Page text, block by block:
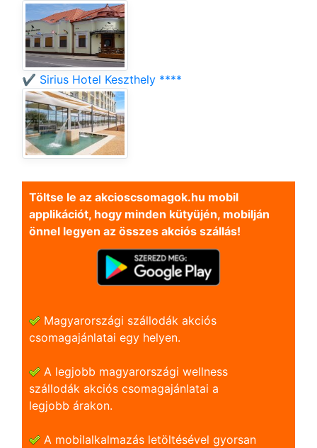
✔️ Sirius Hotel Keszthely ****
Töltse le az akcioscsomagok.hu mobil
applikációt, hogy minden kütyüjén, mobilján
önnel legyen az összes akciós szállás!
Magyarországi szállodák akciós
csomagajánlatai egy helyen.
A legjobb magyarországi wellness
szállodák akciós csomagajánlatai a
legjobb árakon.
A mobilalkalmazás letöltésével gyorsan